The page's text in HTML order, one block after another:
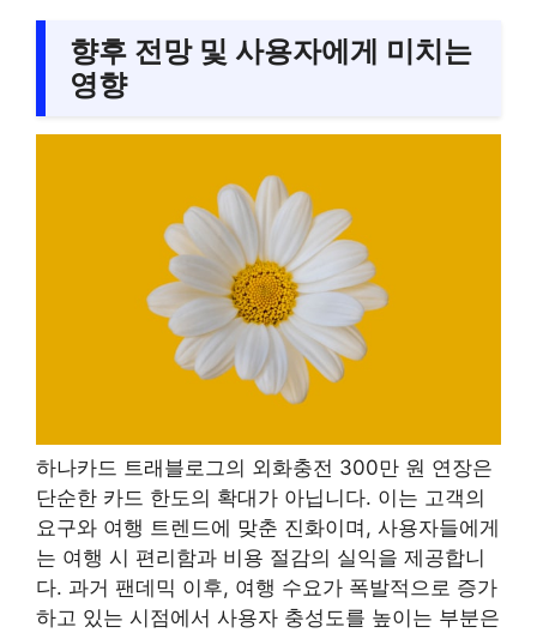
향후 전망 및 사용자에게 미치는
영향
하나카드 트래블로그의 외화충전 300만 원 연장은
단순한 카드 한도의 확대가 아닙니다. 이는 고객의
요구와 여행 트렌드에 맞춘 진화이며, 사용자들에게
는 여행 시 편리함과 비용 절감의 실익을 제공합니
다. 과거 팬데믹 이후, 여행 수요가 폭발적으로 증가
하고 있는 시점에서 사용자 충성도를 높이는 부분은